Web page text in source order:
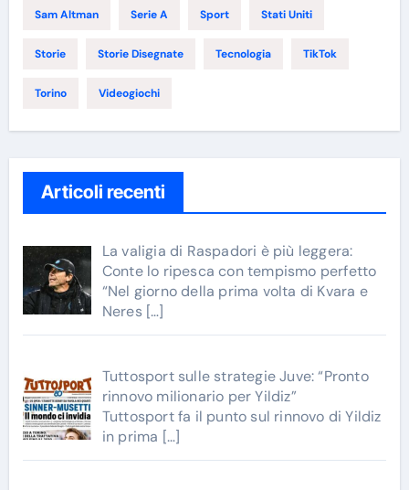
Sam Altman Serie A Sport Stati Uniti
Storie Storie Disegnate Tecnologia TikTok
Torino Videogiochi
Articoli recenti
La valigia di Raspadori è più leggera:
Conte lo ripesca con tempismo perfetto
“Nel giorno della prima volta di Kvara e
Neres […]
Tuttosport sulle strategie Juve: “Pronto
rinnovo milionario per Yildiz”
Tuttosport fa il punto sul rinnovo di Yildiz
in prima […]